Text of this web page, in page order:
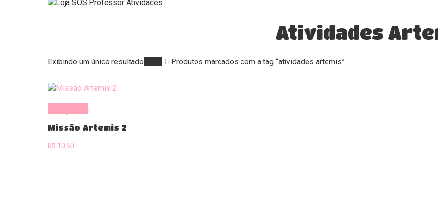
Atividades
Exibindo um único resultado Produtos marcados com a tag “atividades artemis”
Missão Artemis 2
R$ 10,50